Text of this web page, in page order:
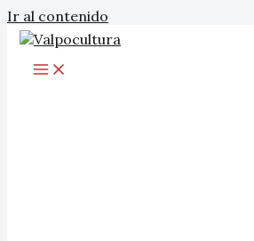
Ir al contenido